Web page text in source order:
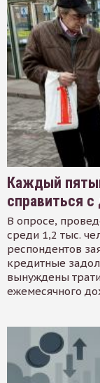
Каждый
справиться с
В опросе,
среди 1,2 тыс.
респондентов
кредитные
вынуждены
ежемесячного